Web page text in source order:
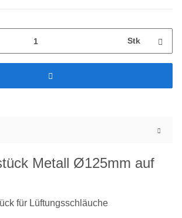
Stk
Metall Ø125mm auf
für Lüftungsschläuche